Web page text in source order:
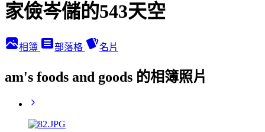
家儉岑儲的543天空
相簿 部落格 名片
am's foods and goods 的相簿照片